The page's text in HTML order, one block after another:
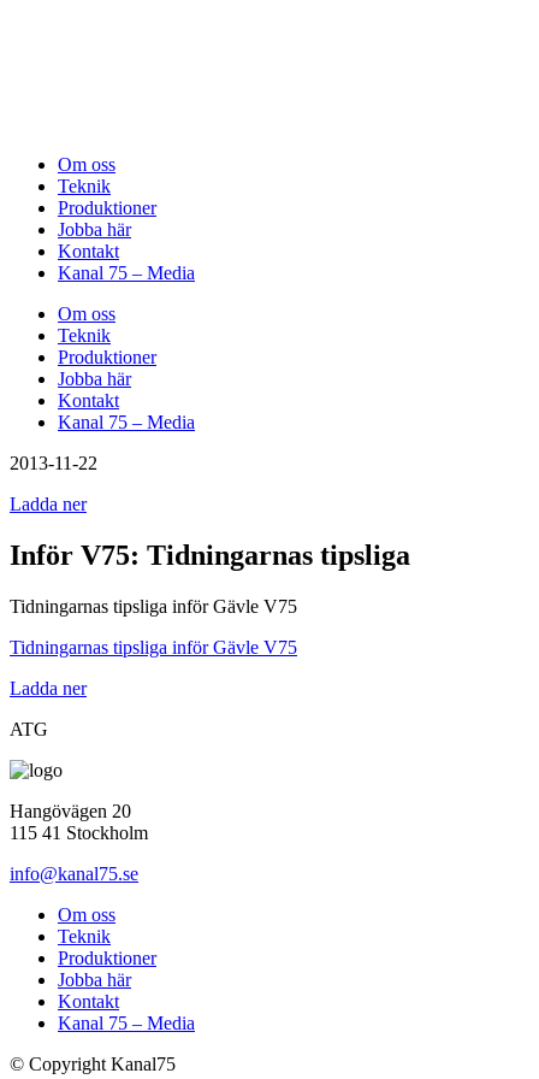
Om oss
Teknik
Produktioner
Jobba här
Kontakt
Kanal 75 – Media
Om oss
Teknik
Produktioner
Jobba här
Kontakt
Kanal 75 – Media
2013-11-22
Ladda ner
Inför V75: Tidningarnas tipsliga
Tidningarnas tipsliga inför Gävle V75
Tidningarnas tipsliga inför Gävle V75
Ladda ner
ATG
Hangövägen 20
115 41 Stockholm
info@kanal75.se
Om oss
Teknik
Produktioner
Jobba här
Kontakt
Kanal 75 – Media
© Copyright Kanal75